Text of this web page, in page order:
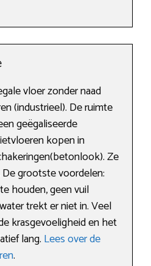
vloer zonder naad
(industrieel). De ruimte
geëgaliseerde
kopen in
Ze
grootste voordelen:
houden, geen vuil
trekt er niet in. Veel
krasgevoeligheid en het
lang. Lees over de
.